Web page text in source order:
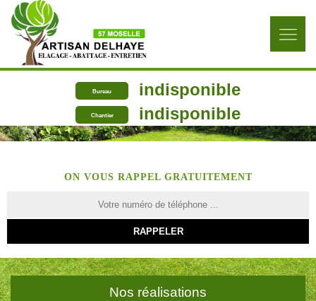
Bureau indisponible
Chantier indisponible
ON VOUS RAPPEL GRATUITEMENT
Nos réalisations